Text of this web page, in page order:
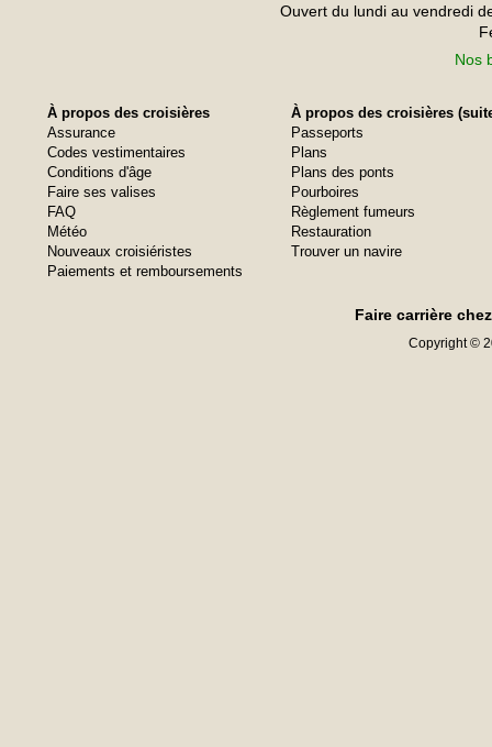
Ouvert du lundi au vendredi
Nos
À propos des croisières
Assurance
Codes vestimentaires
Conditions d'âge
Faire ses valises
FAQ
Météo
Nouveaux croisiéristes
Paiements et remboursements
À propos des croisières
Passeports
Plans
Plans des ponts
Pourboires
Règlement fumeurs
Restauration
Trouver un navire
Faire carrière
Copyright ©